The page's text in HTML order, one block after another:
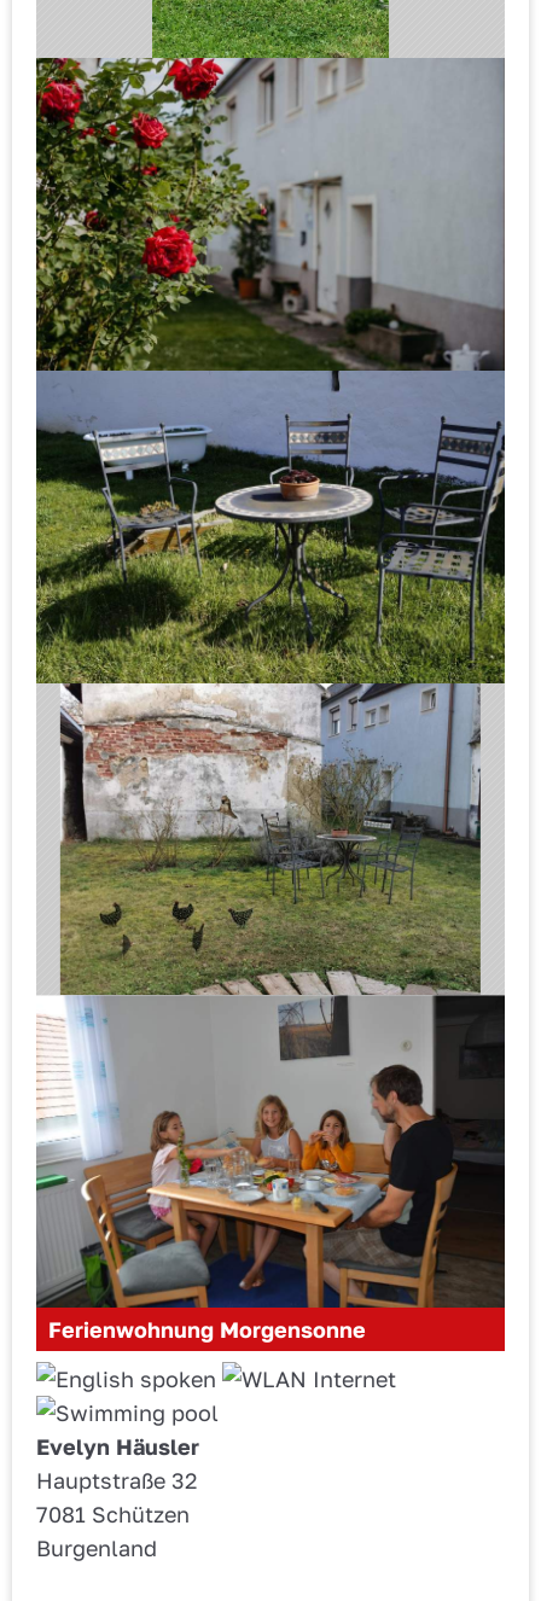
Ferienwohnung Morgensonne
Evelyn Häusler
Hauptstraße 32
7081 Schützen
Burgenland